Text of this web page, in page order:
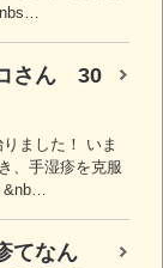
さん 30
ました！ いま
、手湿疹を克服
てなん